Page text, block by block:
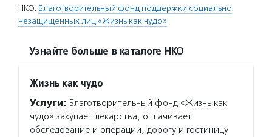
НКО: Благотворительный фонд поддержки социально
незащищенных лиц «Жизнь как чудо»
Узнайте больше в каталоге НКО
Жизнь как чудо
Услуги: Благотворительный фонд «Жизнь как
чудо» закупает лекарства, оплачивает
обследование и операции, дорогу и гостиницу